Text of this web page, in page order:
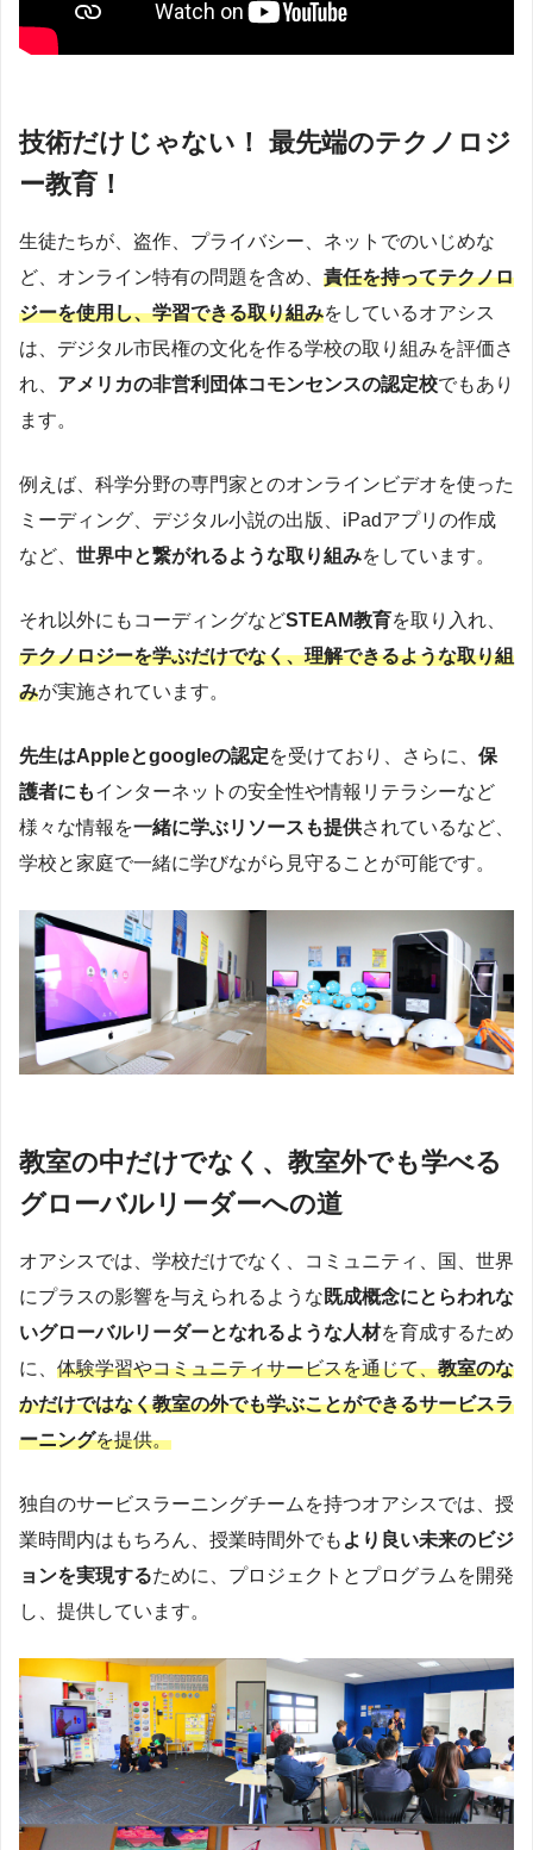
技術だけじゃない！ 最先端のテクノロジ
ー教育！
生徒たちが、盗作、プライバシー、ネットでのいじめな
ど、オンライン特有の問題を含め、 責任を持ってテクノロ
ジーを使用し、学習できる取り組みをしているオアシス
は、デジタル市民権の文化を作る学校の取り組みを評価さ
れ、 アメリカの非営利団体コモンセンスの認定校でもあり
ます。
例えば、科学分野の専門家とのオンラインビデオを使った
ミーディング、デジタル小説の出版、iPadアプリの作成
など、 世界中と繋がれるような取り組みをしています。
それ以外にもコーディングなどSTEAM教育を取り入れ、
テクノロジーを学ぶだけでなく、理解できるような取り組
みが実施されています。
先生はAppleとgoogleの認定を受けており、さらに、 保
護者にもインターネットの安全性や情報リテラシーなど
様々な情報を一緒に学ぶリソースも提供されているなど、
学校と家庭で一緒に学びながら見守ることが可能です。
教室の中だけでなく、教室外でも学べる
グローバルリーダーへの道
オアシスでは、学校だけでなく、コミュニティ、国、世界
にプラスの影響を与えられるような 既成概念にとらわれな
いグローバルリーダーとなれるような人材を育成するため
に、 体験学習やコミュニティサービスを通じて、教室のな
かだけではなく教室の外でも学ぶことができるサービスラ
ーニングを提供。
独自のサービスラーニングチームを持つオアシスでは、授
業時間内はもちろん、授業時間外でも より良い未来のビジ
ョンを実現するために、プロジェクトとプログラムを開発
し、提供しています。